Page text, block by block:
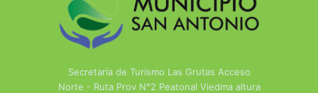
Secretaría de Turismo Las Grutas Acceso
Norte - Ruta Prov N°2 Peatonal Viedma altura